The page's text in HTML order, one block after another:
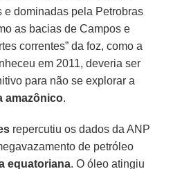
e dominadas pela Petrobras
as bacias de Campos e
correntes” da foz, como a
em 2011, deveria ser
para não se explorar a
amazônico.
repercutiu os dados da ANP
de petróleo
equatoriana. O óleo atingiu